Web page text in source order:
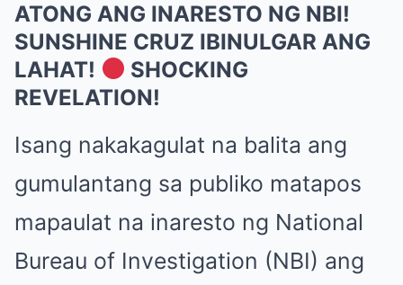
ATONG ANG INARESTO NG NBI!
SUNSHINE CRUZ IBINULGAR ANG
LAHAT!
SHOCKING
REVELATION!
Isang nakakagulat na balita ang
gumulantang sa publiko matapos
mapaulat na inaresto ng National
Bureau of Investigation (NBI) ang